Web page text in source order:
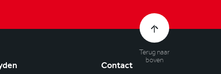
Terug naar
boven
Contact